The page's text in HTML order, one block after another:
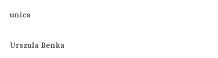
unica
Urszula Benka